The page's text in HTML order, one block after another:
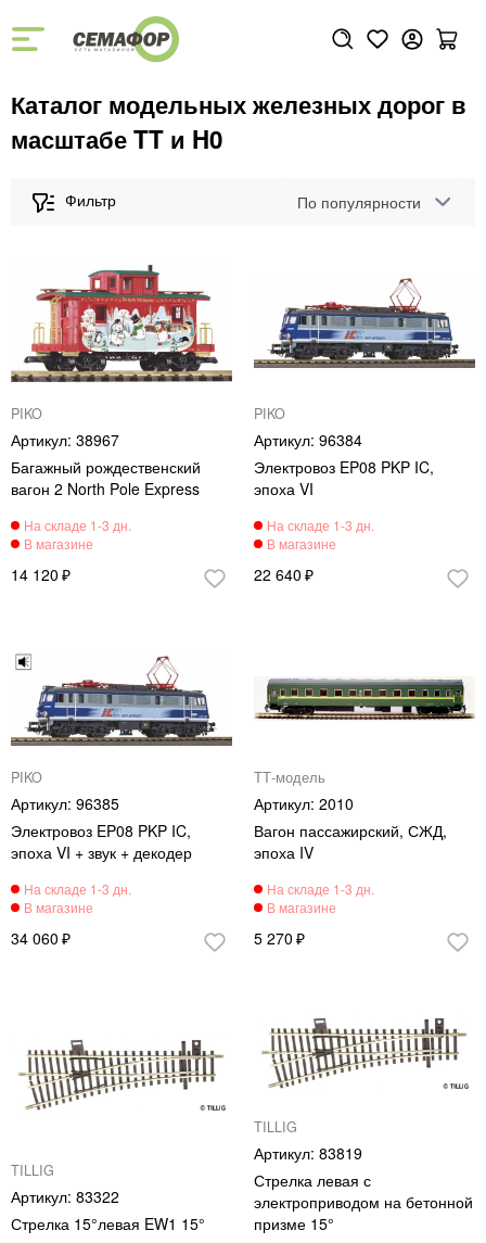
Каталог модельных железных дорог в
масштабе TT и H0
По популярности
PIKO
38967
Багажный рождественский
вагон 2 North Pole Express
14 120
PIKO
96384
Электровоз EP08 PKP IC,
эпоха VI
22 640
PIKO
96385
Электровоз EP08 PKP IC,
эпоха VI + звук + декодер
34 060
ТТ-модель
2010
Вагон пассажирский, СЖД,
эпоха IV
5 270
TILLIG
83322
Стрелка 15°левая EW1 15°
TILLIG
83819
Стрелка левая с
электроприводом на бетонной
призме 15°